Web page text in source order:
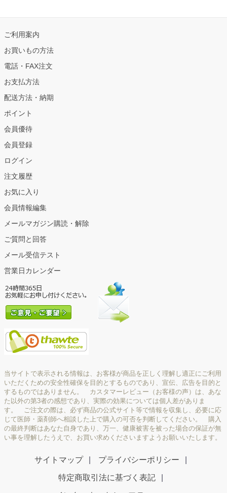
ご利用案内
お買いもの方法
電話・FAX注文
お支払方法
配送方法・納期
ポイント
会員優待
会員登録
ログイン
注文履歴
お気に入り
会員情報編集
メールマガジン購読・解除
ご質問と回答
メール受信テスト
営業日カレンダー
当サイトで表示される情報は、お客様が商品を正しく理解し適正にご利用
いただくための安全性確保を目的とするものであり、宣伝、広告を目的と
するものではありません。 カスタマーレビュー（お客様の声）は、あな
た以外の第3者の感想であり、実際の効果については個人差がありま
す。 ご注文の際は、必ず商品の公式サイト等で情報を収集し、必要に応
じて医師・薬剤師へ相談した上で購入の可否を判断してください。 購入
の最終判断はあなた自身であり、万一、健康被害を被った場合の保証が無
い事を理解したうえで、お買い求めくださいますようお願いいたします。
サイトマップ プライバシーポリシー
特定商取引法に基づく表記